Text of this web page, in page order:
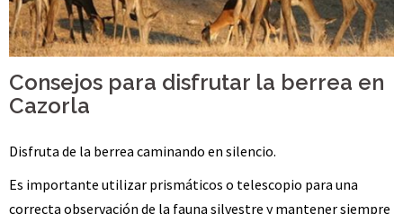
Consejos para disfrutar la berrea en
Cazorla
Disfruta de la berrea caminando en silencio.
Es importante utilizar prismáticos o telescopio para una
correcta observación de la fauna silvestre y mantener siempre